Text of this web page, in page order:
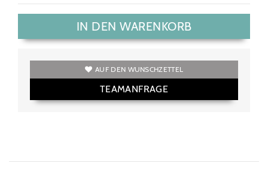
IN DEN WARENKORB
AUF DEN WUNSCHZETTEL
TEAMANFRAGE